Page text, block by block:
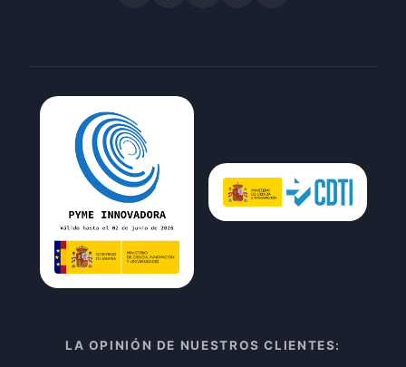
LA OPINIÓN DE NUESTROS CLIENTES: